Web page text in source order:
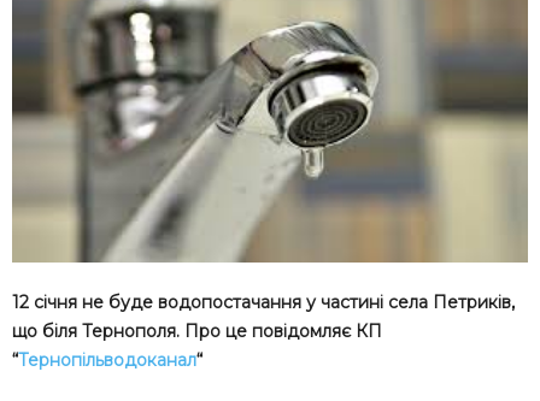
12 січня не буде водопостачання у частині села Петриків,
що біля Тернополя. Про це повідомляє КП
“Тернопільводоканал“